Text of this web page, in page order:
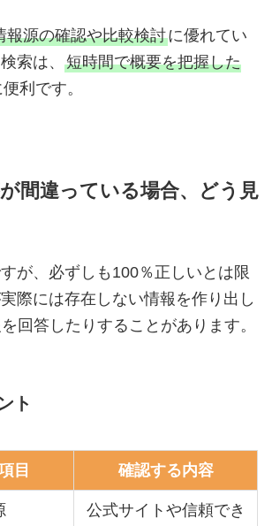
報源の確認や比較検討に優れてい
索は、 短時間で概要を把握した
利です。
間違っている場合、どう見
が、必ずしも100％正しいとは限
際には存在しない情報を作り出し
回答したりすることがあります。
ト
目 確認する内容
公式サイトや信頼でき